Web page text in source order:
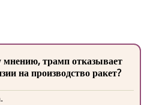
трамп отказывает
на производство ракет?